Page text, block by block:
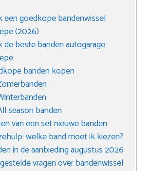
een goedkope bandenwissel
(2026)
de beste banden autogarage
banden kopen
season banden
van een set nieuwe banden
welke band moet ik kiezen?
in de aanbieding augustus 2026
vragen over bandenwissel